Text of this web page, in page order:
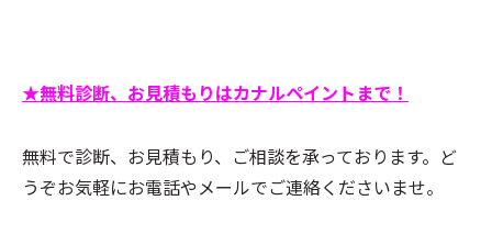
★無料診断、お見積もりはカナルペイントまで！
無料で診断、お見積もり、ご相談を承っております。ど
うぞお気軽にお電話やメールでご連絡くださいませ。